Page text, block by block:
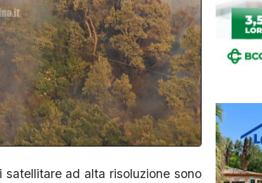
ad alta risoluzione sono